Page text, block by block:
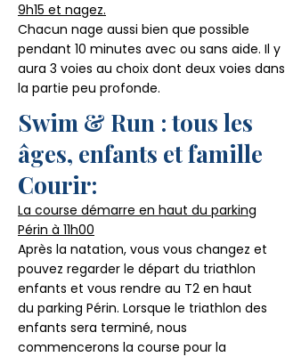
9h15 et nagez.
Chacun nage aussi bien que possible
pendant 10 minutes avec ou sans aide. Il y
aura 3 voies au choix dont deux voies dans
la partie peu profonde.
Swim & Run : tous les
âges, enfants et famille
Courir:
La course démarre en haut du parking
Périn à 11h00
Après la natation, vous vous changez et
pouvez regarder le départ du triathlon
enfants et vous rendre au T2 en haut
du parking Périn. Lorsque le triathlon des
enfants sera terminé, nous
commencerons la course pour la